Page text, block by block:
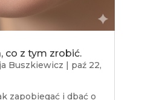
co z tym zrobić.
Buszkiewicz | paź 22,
zapobiegać i dbać o